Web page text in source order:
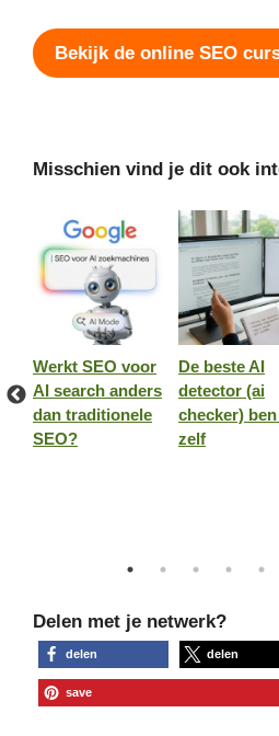
Bekijk de online SEO
Misschien vind je dit ook
Werkt SEO voor
AI search anders
dan traditionele
SEO?
De beste AI
detector (ai
checker)
zelf
Delen met je netwerk?
delen delen
save